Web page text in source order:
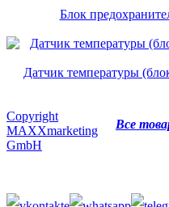
Блок
Датчик температуры
Все
Copyright
MAXXmarketing
GmbH